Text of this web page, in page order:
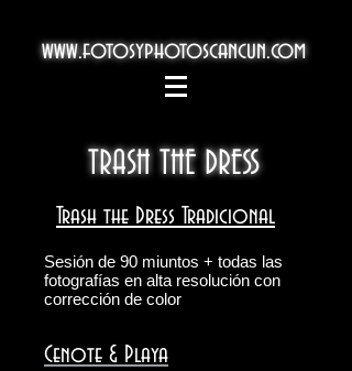
www.fotosyphotoscancun.com
TRASH THE DRESS
Trash the Dress Tradicional
Sesión de 90 miuntos + todas las
fotografías en alta resolución con
corrección de color
Cenote & Playa